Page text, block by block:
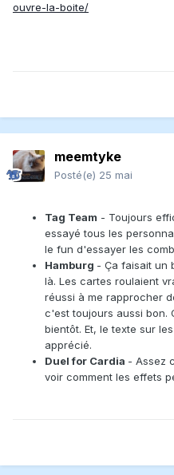
ouvre-la-boite/
meemtyke
Posté(e) 25 mai
Tag Team - Toujours
essayé tous les
le fun d'essayer les
Hamburg - Ça faisait un
là. Les cartes roulaient
réussi à me rapprocher
c'est toujours aussi bon.
bientôt. Et, le texte sur les
apprécié.
Duel for Cardia - Assez
voir comment les effets